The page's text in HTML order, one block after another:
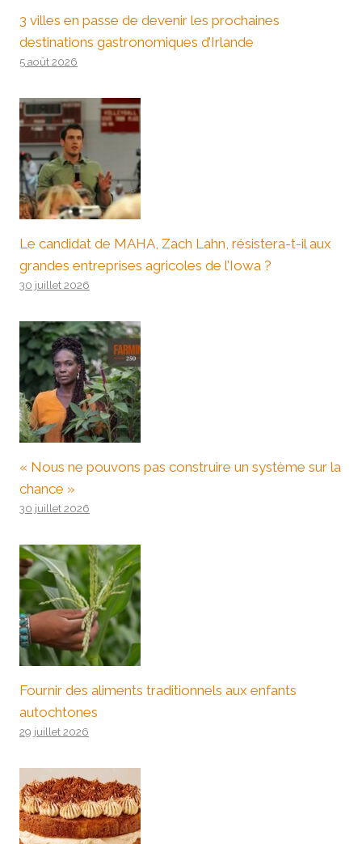
3 villes en passe de devenir les prochaines
destinations gastronomiques d’Irlande
5 août 2026
Le candidat de MAHA, Zach Lahn, résistera-t-il aux
grandes entreprises agricoles de l’Iowa ?
30 juillet 2026
« Nous ne pouvons pas construire un système sur la
chance »
30 juillet 2026
Fournir des aliments traditionnels aux enfants
autochtones
29 juillet 2026